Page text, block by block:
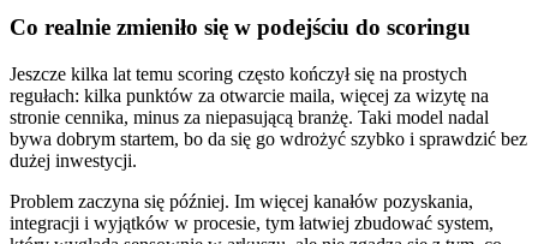
Co realnie zmieniło się w podejściu do scoringu
Jeszcze kilka lat temu scoring często kończył się na prostych
regułach: kilka punktów za otwarcie maila, więcej za wizytę na
stronie cennika, minus za niepasującą branżę. Taki model nadal
bywa dobrym startem, bo da się go wdrożyć szybko i sprawdzić bez
dużej inwestycji.
Problem zaczyna się później. Im więcej kanałów pozyskania,
integracji i wyjątków w procesie, tym łatwiej zbudować system,